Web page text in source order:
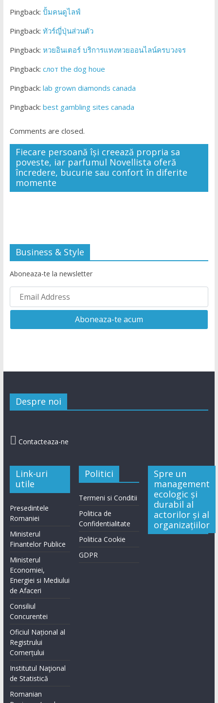
Pingback: ปั้มคนดูไลฟ์
Pingback: ทัวร์ญี่ปุ่นส่วนตัว
Pingback: หวยอินเตอร์ บริการแทงหวยออนไลน์ครบวงจร
Pingback: слот the dog houe
Pingback: lab grown diamonds canada
Pingback: best gambling sites canada
Comments are closed.
Fiecare persoană își creează propria sa
poveste, iar parfumul Novellista oferă
încredere, bucurie sau confort în diferite
momente
Business & Style
Aboneaza-te la newsletter
Despre noi
 Contacteaza-ne
Link-uri
utile
Presedintele
Romaniei
Ministerul
Finantelor Publice
Ministerul
Economiei,
Energiei si Mediului
de Afaceri
Consiliul
Concurentei
Oficiul Național al
Registrului
Comerțului
Institutul Naţional
de Statistică
Romanian
Politici
Termeni si Conditii
Politica de
Confidentialitate
Politica Cookie
GDPR
Spre un
management
ecologic și
durabil al
actorilor și al
organizațiilor